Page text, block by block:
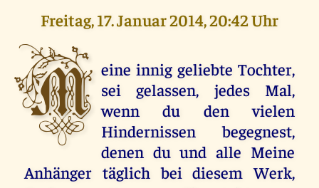
Freitag, 17. Januar 2014, 20:42 Uhr
M eine innig geliebte Tochter,
sei gelassen, jedes Mal,
wenn du den vielen
Hindernissen begegnest,
denen du und alle Meine
Anhänger täglich bei diesem Werk,